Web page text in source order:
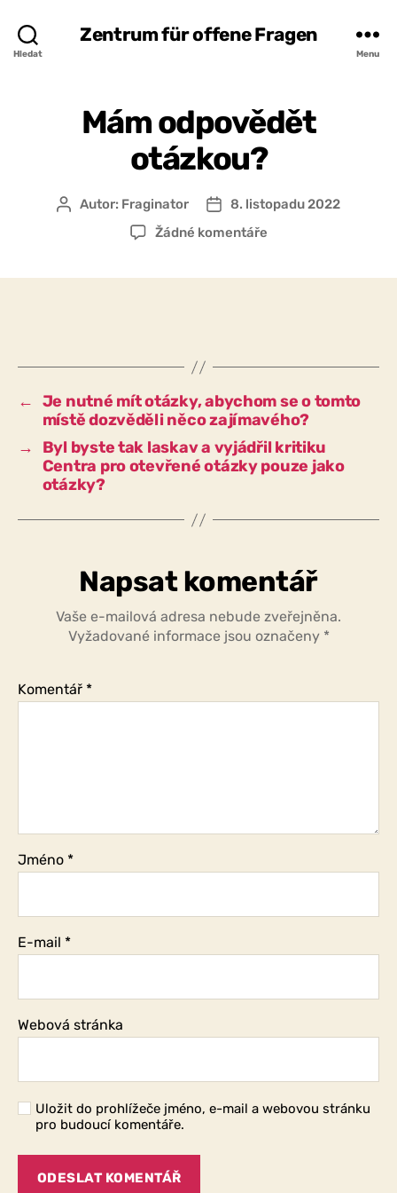
Hledat
Zentrum für offene Fragen
Menu
Mám odpovědět
otázkou?
AutorAutor: Fraginator
Datum
příspěvku
8. listopadu 2022
Žádné komentářeu
← Je nutné mít otázky, abychom se o tomto
místě dozvěděli něco zajímavého?
→
Byl byste tak laskav a vyjádřil kritiku
Centra pro otevřené otázky pouze jako
otázky?
Napsat komentář
Vaše e-mailová adresa nebude zveřejněna.
Vyžadované informace jsou označeny *
Komentář *
Jméno *
E-mail *
Webová stránka
Uložit do prohlížeče jméno, e-mail a webovou stránku
pro budoucí komentáře.